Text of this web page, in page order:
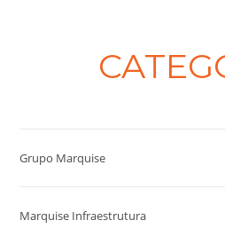
Grupo Marquise
Marquise Infraestrutura